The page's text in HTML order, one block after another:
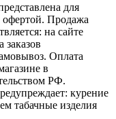
для
офертой. Продажа
на сайте
заказов
Оплата
в
РФ.
курение
табачные изделия